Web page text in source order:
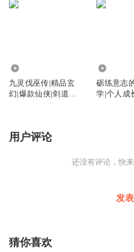
九灵伐巫传|精品玄
幻|爆款仙侠|剑道修
砺练意志
学|个人成
用户评论
还没有评论，快
发
猜你喜欢